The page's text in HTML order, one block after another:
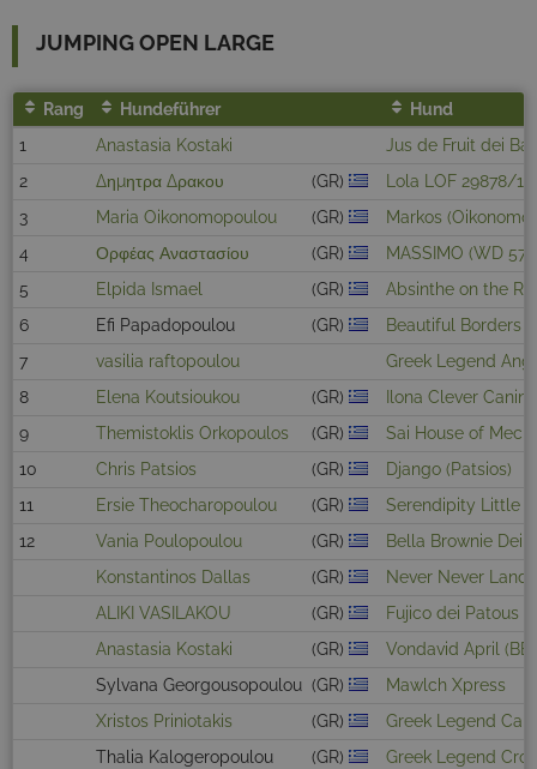
JUMPING OPEN LARGE
Rang Hundeführer
Hund
1
Anastasia Kostaki
Jus de Fruit dei
2
Δημητρα Δρακου (GR)
Lola LOF 29878/10
3
Maria Oikonomopoulou (GR)
Markos
4
Ορφέας Αναστασίου (GR)
MASSIMO (WD
5
Elpida Ismael (GR)
Absinthe on the
6
Efi Papadopoulou (GR)
Beautiful Borders
7
vasilia raftopoulou
Greek Legend
8
Elena Koutsioukou (GR)
Ilona Clever Canin
9
Themistoklis Orkopoulos (GR)
Sai House of
10
Chris Patsios (GR)
Django (Patsios)
11
Ersie Theocharopoulou (GR)
Serendipity Little
12
Vania Poulopoulou (GR)
Bella Brownie Dei
Konstantinos Dallas
(GR)
Never Never Land
ALIKI VASILAKOU
(GR)
Fujico dei Patous
Anastasia Kostaki
(GR)
Vondavid April
Sylvana Georgousopoulou (GR)
Mawlch Xpress
Xristos Priniotakis
(GR)
Greek Legend
Thalia Kalogeropoulou
(GR)
Greek Legend